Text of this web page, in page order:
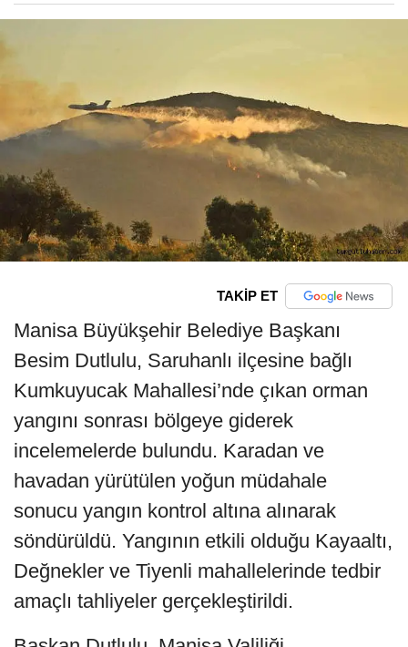
TAKİP ET
Manisa Büyükşehir Belediye Başkanı
Besim Dutlulu, Saruhanlı ilçesine bağlı
Kumkuyucak Mahallesi’nde çıkan orman
yangını sonrası bölgeye giderek
incelemelerde bulundu. Karadan ve
havadan yürütülen yoğun müdahale
sonucu yangın kontrol altına alınarak
söndürüldü. Yangının etkili olduğu Kayaaltı,
Değnekler ve Tiyenli mahallelerinde tedbir
amaçlı tahliyeler gerçekleştirildi.